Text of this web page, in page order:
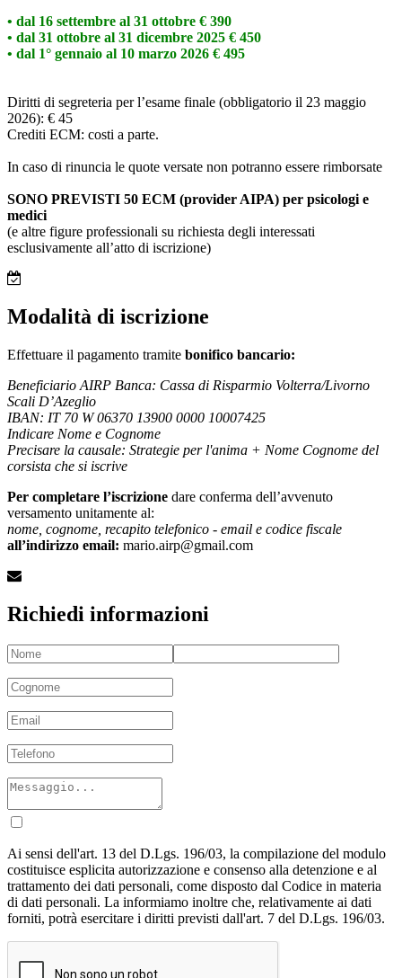
• dal 16 settembre al 31 ottobre € 390
• dal 31 ottobre al 31 dicembre 2025 € 450
• dal 1° gennaio al 10 marzo 2026 € 495
Diritti di segreteria per l’esame finale (obbligatorio il 23 maggio
2026): € 45
Crediti ECM: costi a parte.
In caso di rinuncia le quote versate non potranno essere rimborsate
SONO PREVISTI 50 ECM (provider AIPA) per psicologi e
medici
(e altre figure professionali su richiesta degli interessati
esclusivamente all’atto di iscrizione)
Modalità di iscrizione
Effettuare il pagamento tramite bonifico bancario:
Beneficiario AIRP Banca: Cassa di Risparmio Volterra/Livorno
Scali D’Azeglio
IBAN: IT 70 W 06370 13900 0000 10007425
Indicare Nome e Cognome
Precisare la causale: Strategie per l'anima + Nome Cognome del
corsista che si iscrive
Per completare l’iscrizione dare conferma dell’avvenuto
versamento unitamente al:
nome, cognome, recapito telefonico - email e codice fiscale
all’indirizzo email: mario.airp@gmail.com
Richiedi informazioni
Ai sensi dell'art. 13 del D.Lgs. 196/03, la compilazione del modulo
costituisce esplicita autorizzazione e consenso alla detenzione e al
trattamento dei dati personali, come disposto dal Codice in materia
di dati personali. La informiamo inoltre che, relativamente ai dati
forniti, potrà esercitare i diritti previsti dall'art. 7 del D.Lgs. 196/03.